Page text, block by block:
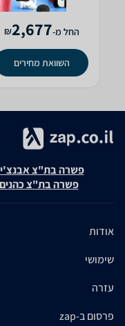
החל מ-2,677
₪
השוואת מחירים
פשרה בת"צ אבנצ'יק נ'
פשרה בת"צ כהנים נ'
אודות
שימושי
עזרה
פרסום ב-zap